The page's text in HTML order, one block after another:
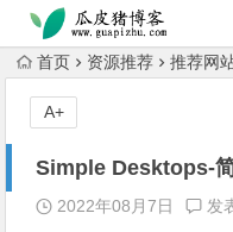
跳转到主内容
首页 资源推荐 推荐网
Simple Desktops-
2022年08月7日 发
A+